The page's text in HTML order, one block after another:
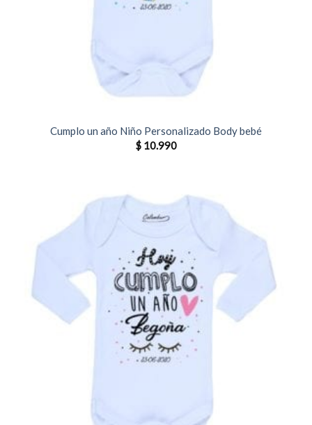
Cumplo un año Niño Personalizado Body bebé
$ 10.990